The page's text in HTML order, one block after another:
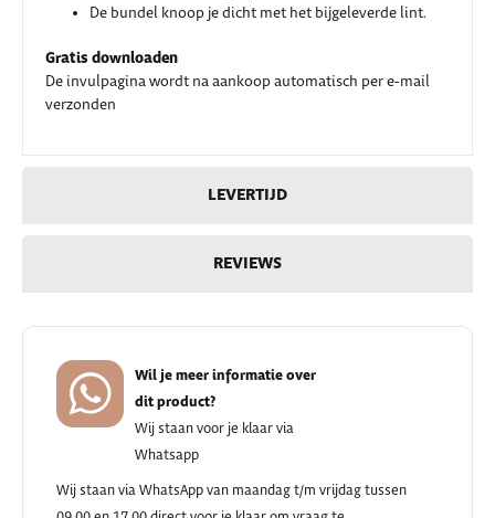
LEVERTIJD
REVIEWS
De bundel knoop je dicht met het bijgeleverde lint.
Gratis downloaden
De invulpagina wordt na aankoop automatisch per e-mail
verzonden
Wil je meer informatie over
dit product?
Wij staan voor je klaar via
Whatsapp
Wij staan via WhatsApp van maandag t/m vrijdag tussen